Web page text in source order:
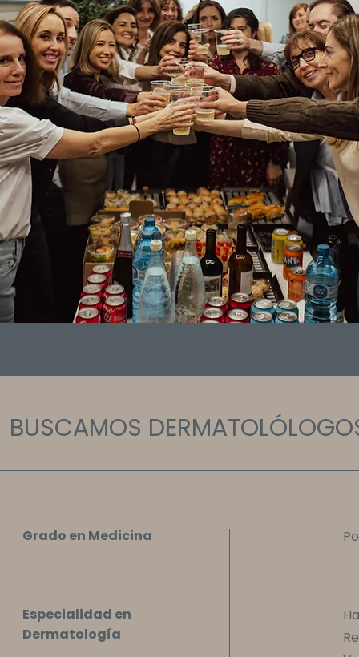
BUSCAMOS
Grado en Medicina
Especialidad en
Dermatología